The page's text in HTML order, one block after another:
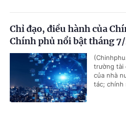
Chỉ đạo, điều hành của
Chính phủ nổi bật tháng
trường tài
của nhà
tác; chính